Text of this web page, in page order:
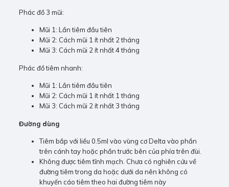
Phác đồ 3 mũi:
Mũi 1: Lần tiêm đầu tiên
Mũi 2: Cách mũi 1 ít nhất 2 tháng
Mũi 3: Cách mũi 2 ít nhất 4 tháng
Phác đồ tiêm nhanh:
Mũi 1: Lần tiêm đầu tiên
Mũi 2: Cách mũi 1 ít nhất 1 tháng
Mũi 3: Cách mũi 2 ít nhất 3 tháng
Đường dùng
Tiêm bắp với liều 0.5ml vào vùng cơ Delta vào phần
trên cánh tay hoặc phần trước bên của phía trên đùi.
Không được tiêm tĩnh mạch. Chưa có nghiên cứu về
đường tiêm trong da hoặc dưới da nên không có
khuyến cáo tiêm theo hai đường tiêm này